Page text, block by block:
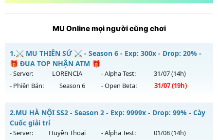
MU Online mọi người cũng chơi
1.⚔️ MU THIÊN SỨ ⚔️ - Season 6 - Exp: 300x - Drop: 20% -
🎁 ĐUA TOP NHẬN ATM 🎁
- Server: LORENCIA - Alpha Test: 31/07(14h)
- Phiên Bản:
Season 6 - Open Beta: 31/07(19h)
⚔️ MU THIÊN SỨ ⚔️ - 🎁 ĐUA TOP NHẬN ATM 🎁
Mu mới ra tháng 07 2026 - Mở máy chủ
ngày 31/07/2626
2.MU HÀ NỘI SS2 - Season 2 - Exp: 9999x - Drop: 99% - Cày
Cuốc giải trí
- Server: Huyền Thoại - Alpha Test: 01/08(14h)